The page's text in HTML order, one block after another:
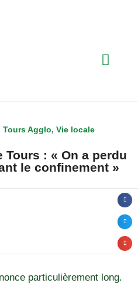
Tours Agglo, Vie locale
: « On a perdu
le confinement »
particulièrement long.